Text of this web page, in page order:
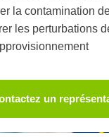
la contamination
les perturbations
un